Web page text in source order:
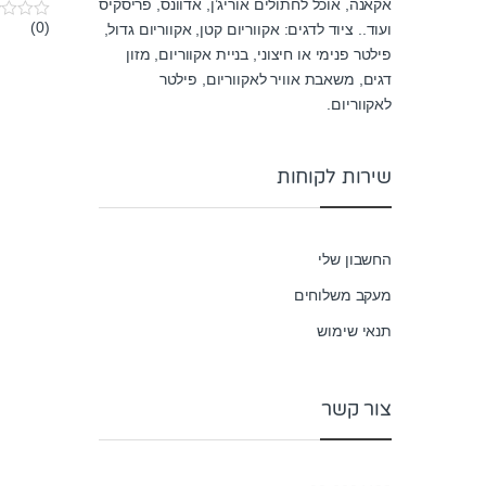
0(0)
אקאנה, אוכל לחתולים אוריג’ן, אדוונס, פריסקיס
ועוד.. ציוד לדגים: אקווריום קטן, אקווריום גדול,
פילטר פנימי או חיצוני, בניית אקווריום, מזון
דגים, משאבת אוויר לאקווריום, פילטר
לאקווריום.
שירות לקוחות
החשבון שלי
מעקב משלוחים
תנאי שימוש
צור קשר